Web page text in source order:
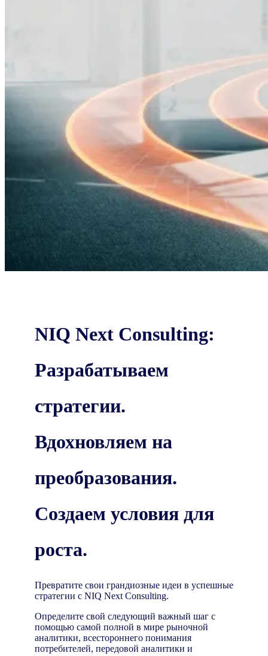
NIQ Next Consulting:
Разрабатываем
стратегии.
Вдохновляем на
преобразования.
Создаем условия для
роста.
Превратите свои грандиозные идеи в успешные
стратегии с NIQ Next Consulting.
Определите свой следующий важный шаг с
помощью самой полной в мире рыночной
аналитики, всестороннего понимания
потребителей, передовой аналитики и